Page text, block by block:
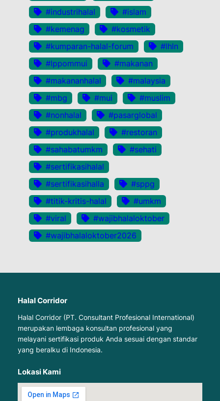
#industrihalal
#islam
#kemenag
#kosmetik
#kumparan-halal-forum
#lhln
#lppommui
#makanan
#makananhalal
#malaysia
#mbg
#mui
#muslim
#nonhalal
#pasarglobal
#produkhalal
#restoran
#sahabatumkm
#sehati
#sertifikasihalal
#sertifikasihalla
#sppg
#titik-kritis-halal
#umkm
#viral
#wajibhalaloktober
#wajibhalaloktober2026
Halal Corridor
Halal Corridor (PT. Consultant Profesional International)
merupakan lembaga konsultan profesional yang
melayani sertifikasi produk Anda sesuai dengan standar
yang beralku di Indonesia.
Lokasi Kami